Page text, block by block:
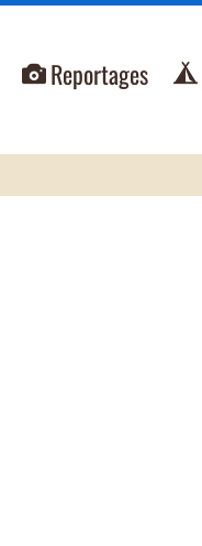
Reportages